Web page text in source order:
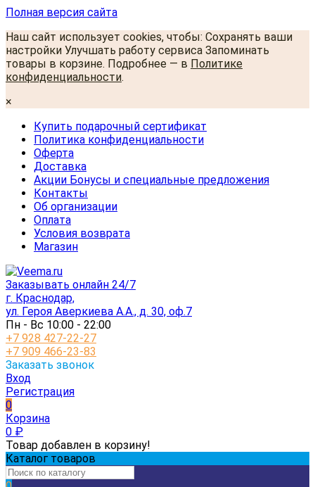
Полная версия сайта
Наш сайт использует cookies, чтобы: Сохранять ваши
настройки Улучшать работу сервиса Запоминать
товары в корзине. Подробнее — в Политике
конфиденциальности.
×
Купить подарочный сертификат
Политика конфиденциальности
Оферта
Доставка
Акции Бонусы и специальные предложения
Контакты
Об организации
Оплата
Условия возврата
Магазин
Заказывать онлайн 24/7
г. Краснодар,
ул. Героя Аверкиева А.А., д. 30, оф.7
Пн - Вс 10:00 - 22:00
+7 928 427-22-27
+7 909 466-23-83
Заказать звонок
Вход
Регистрация
0
Корзина
0 ₽
Товар добавлен в корзину!
Каталог товаров